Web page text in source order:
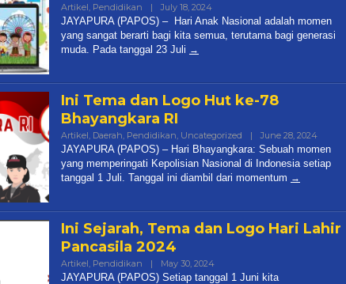
Artikel, Pendidikan | July 18, 2024
Papos
JAYAPURA (PAPOS) – Hari Anak Nasional adalah momen
yang sangat berarti bagi kita semua, terutama bagi generasi
muda. Pada tanggal 23 Juli
Ini Tema dan Logo Hut ke-78
Bhayangkara RI
Artikel, Daerah, Pendidikan, Uncategorized | June 28, 2024
Papos
JAYAPURA (PAPOS) – Hari Bhayangkara: Sebuah momen
yang memperingati Kepolisian Nasional di Indonesia setiap
tanggal 1 Juli. Tanggal ini diambil dari momentum
Ini Sejarah, Tema dan Logo Hari Lahir
Pancasila 2024
Artikel, Pendidikan | May 30, 2024
Papos
JAYAPURA (PAPOS) Setiap tanggal 1 Juni kita